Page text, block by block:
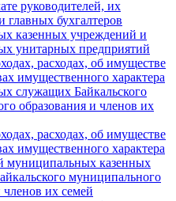
руководителей, их
главных бухгалтеров
казенных учреждений и
унитарных предприятий
расходах, об имуществе
имущественного характера
служащих Байкальского
образования и членов их
расходах, об имуществе
имущественного характера
муниципальных казенных
муниципального
членов их семей